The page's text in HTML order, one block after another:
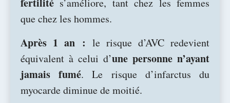
s’améliore, tant chez les femmes
que chez les hommes.
Après 1 an : le risque d’AVC redevient
équivalent à celui d’une personne n’ayant
jamais fumé. Le risque d’infarctus du
myocarde diminue de moitié.